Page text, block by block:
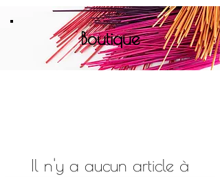
Boutique
Il n'y a aucun article à